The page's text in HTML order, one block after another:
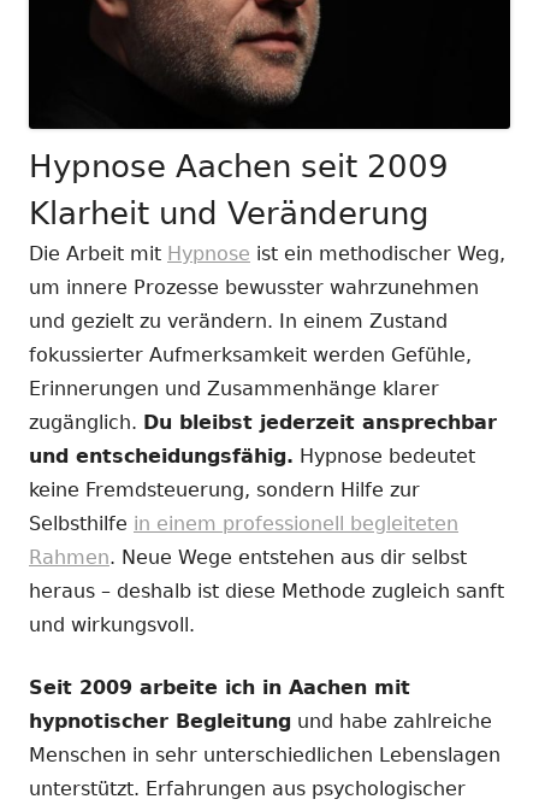
Hypnose Aachen seit 2009
Klarheit und Veränderung
Die Arbeit mit Hypnose ist ein methodischer Weg,
um innere Prozesse bewusster wahrzunehmen
und gezielt zu verändern. In einem Zustand
fokussierter Aufmerksamkeit werden Gefühle,
Erinnerungen und Zusammenhänge klarer
zugänglich. Du bleibst jederzeit ansprechbar
und entscheidungsfähig. Hypnose bedeutet
keine Fremdsteuerung, sondern Hilfe zur
Selbsthilfe in einem professionell begleiteten
Rahmen. Neue Wege entstehen aus dir selbst
heraus – deshalb ist diese Methode zugleich sanft
und wirkungsvoll.
Seit 2009 arbeite ich in Aachen mit
hypnotischer Begleitung und habe zahlreiche
Menschen in sehr unterschiedlichen Lebenslagen
unterstützt. Erfahrungen aus psychologischer